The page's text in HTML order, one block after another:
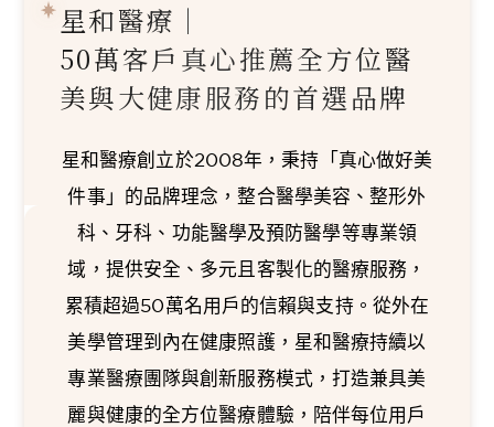
星和醫療｜
50萬客戶真心推薦全方位醫
美與大健康服務的首選品牌
星和醫療創立於2008年，秉持「真心做好美
件事」的品牌理念，整合醫學美容、整形外
科、牙科、功能醫學及預防醫學等專業領
域，提供安全、多元且客製化的醫療服務，
累積超過50萬名用戶的信賴與支持。從外在
美學管理到內在健康照護，星和醫療持續以
專業醫療團隊與創新服務模式，打造兼具美
麗與健康的全方位醫療體驗，陪伴每位用戶